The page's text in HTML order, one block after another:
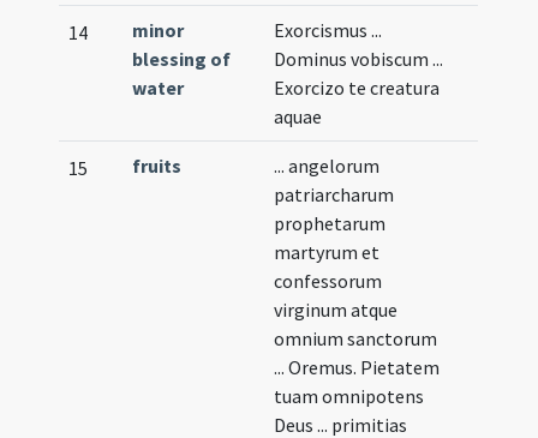
14
minor
blessing of
water
Exorcismus ...
Dominus vobiscum ...
Exorcizo te creatura
aquae
15 fruits
... angelorum
patriarcharum
prophetarum
martyrum et
confessorum
virginum atque
omnium sanctorum
... Oremus. Pietatem
tuam omnipotens
Deus ... primitias